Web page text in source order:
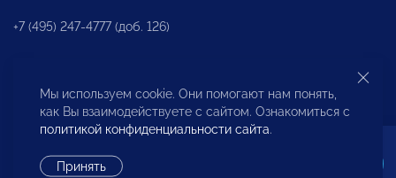
+7 (495) 247-4777 (доб. 126)
Бюро по защите прав предпринимателей и
инвесторов
Мы используем cookie. Они помогают нам понять,
как Вы взаимодействуете с сайтом. Ознакомиться с
политикой конфиденциальности сайта.
Принять